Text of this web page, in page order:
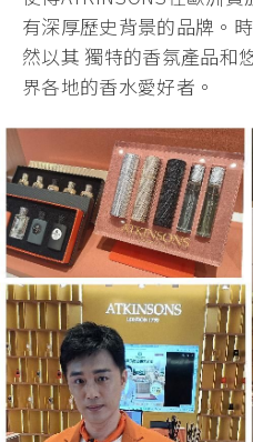
有深厚歷史背景的品牌。
然以其 獨特的香氛產品和
界各地的香水愛好者。